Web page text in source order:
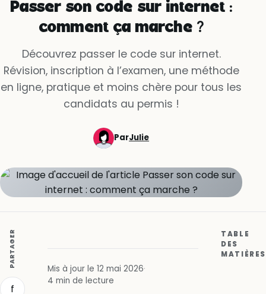
Passer son code sur internet :
comment ça marche ?
Découvrez passer le code sur internet.
Révision, inscription à l’examen, une méthode
en ligne, pratique et moins chère pour tous les
candidats au permis !
ParJulie
PARTAGER
f
Mis à jour le 12 mai 2026·
4 min de lecture
TABLE
DES
MATIÈRES